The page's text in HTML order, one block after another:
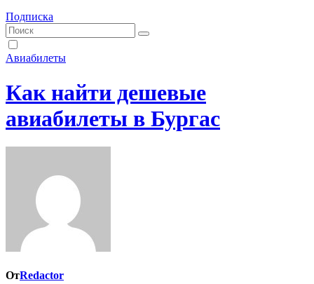
Подписка
Авиабилеты
Как найти дешевые
авиабилеты в Бургас
ОтRedactor